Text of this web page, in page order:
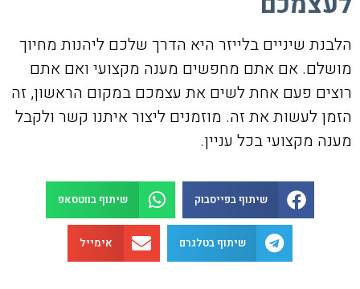
הלבנת שיניים בלייזר היא הדרך שלכם ליהנות מחיוך
מושלם. אם אתם מחפשים מענה מקצועי ואם אתם
רוצים פעם אחת לשים את עצמכם במקום הראשון, זה
הזמן לעשות את זה. מוזמנים ליצור איתנו קשר ולקבל
מענה מקצועי בכל עניין.
שיתוף בפייסבוק שיתוף בווטסאפ
שיתוף בטלגרם אימייל